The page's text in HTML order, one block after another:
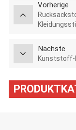
Vorherige
Nächste
Kunststoff-